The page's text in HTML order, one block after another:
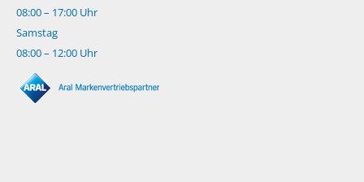
08:00 – 17:00 Uhr
Samstag
08:00 – 12:00 Uhr